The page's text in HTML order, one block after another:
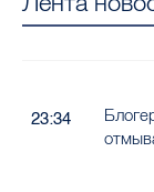
23:34